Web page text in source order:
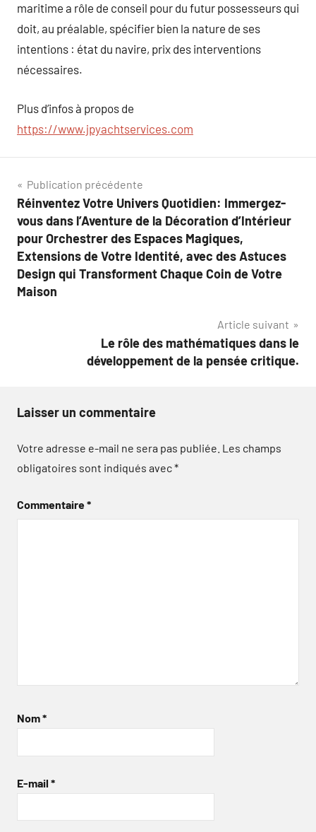
maritime a rôle de conseil pour du futur possesseurs qui
doit, au préalable, spécifier bien la nature de ses
intentions : état du navire, prix des interventions
nécessaires.
Plus d’infos à propos de
https://www.jpyachtservices.com
Navigation
de
l’article
Publication précédente
Réinventez Votre Univers Quotidien: Immergez-
vous dans l’Aventure de la Décoration d’Intérieur
pour Orchestrer des Espaces Magiques,
Extensions de Votre Identité, avec des Astuces
Design qui Transforment Chaque Coin de Votre
Maison
Article suivant
Le rôle des mathématiques dans le
développement de la pensée critique.
Laisser un commentaire
Votre adresse e-mail ne sera pas publiée. Les champs
obligatoires sont indiqués avec*
Commentaire*
Nom*
E-mail *